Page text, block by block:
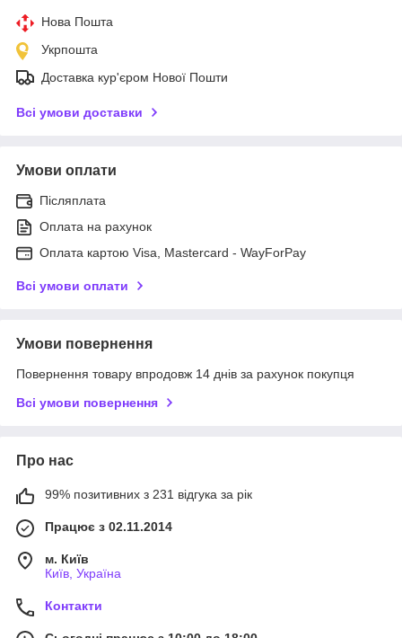
Нова Пошта
Укрпошта
Доставка кур'єром Нової Пошти
Всі умови доставки
Умови оплати
Післяплата
Оплата на рахунок
Оплата картою Visa, Mastercard - WayForPay
Всі умови оплати
Умови повернення
Повернення товару впродовж 14 днів за рахунок покупця
Всі умови повернення
Про нас
99% позитивних з 231 відгука за рік
Працює з 02.11.2014
м. Київ
Київ, Україна
Контакти